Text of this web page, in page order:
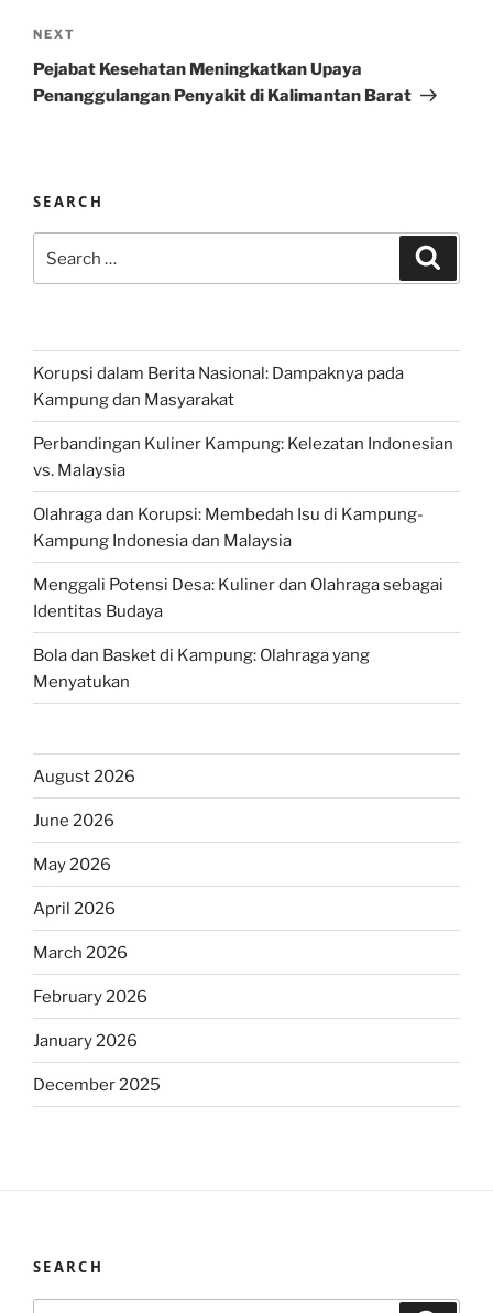
Next
Post
NEXT
Pejabat Kesehatan Meningkatkan Upaya
Penanggulangan Penyakit di Kalimantan Barat
SEARCH
for:
Korupsi dalam Berita Nasional: Dampaknya pada
Kampung dan Masyarakat
Perbandingan Kuliner Kampung: Kelezatan Indonesian
vs. Malaysia
Olahraga dan Korupsi: Membedah Isu di Kampung-
Kampung Indonesia dan Malaysia
Menggali Potensi Desa: Kuliner dan Olahraga sebagai
Identitas Budaya
Bola dan Basket di Kampung: Olahraga yang
Menyatukan
August 2026
June 2026
May 2026
April 2026
March 2026
February 2026
January 2026
December 2025
SEARCH